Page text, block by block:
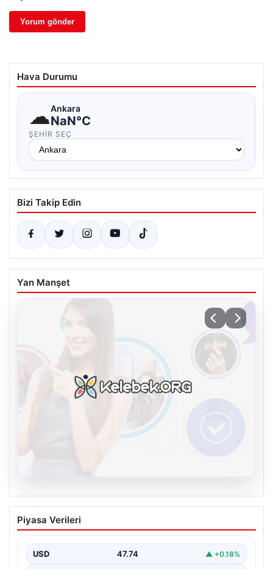
Hava Durumu
☁Ankara
NaN°C
ŞEHIR SEÇ
Bizi Takip Edin
Yan Manşet
08.08.2026
Kelebek chat adresi İle Sanal İletişimin
Güvenli Adresi Ve Chat Deneyimi
kurması ciddi bir değer barındırmaktadır. Günümüzde
birçok…
Piyasa Verileri
USD 47.74 ▲ +0.18%